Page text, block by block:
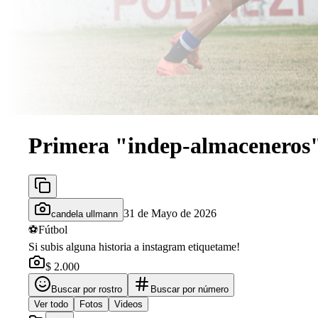
Primera "indep-
candela ullmann 31 de Mayo de 2026
⚽Fútbol
Si subis alguna historia a instagram etiquetame!
$ 2.000
Buscar por rostro
Buscar por número
Ver todo
Fotos Videos